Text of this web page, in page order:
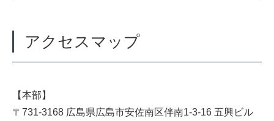
アクセスマップ
【本部】
〒731-3168 広島県広島市安佐南区伴南1-3-16 五興ビル